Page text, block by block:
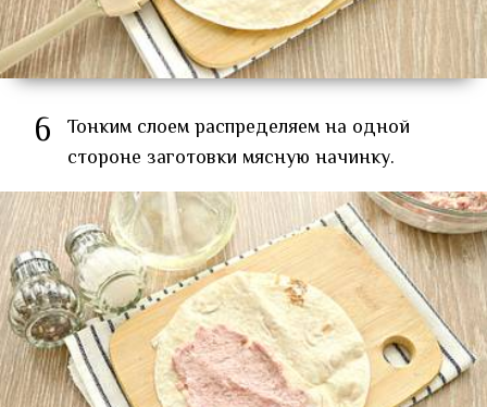
6 Тонким слоем распределяем на одной
стороне заготовки мясную начинку.